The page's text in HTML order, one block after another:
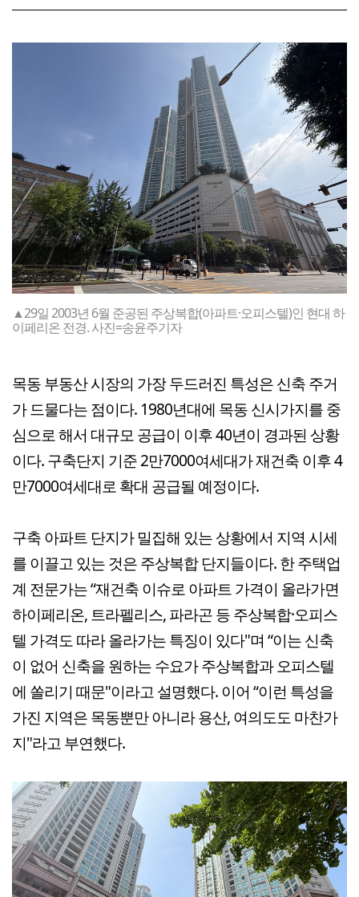
▲29일 2003년 6월 준공된 주상복합(아파트·오피스텔)인 현대 하
이페리온 전경. 사진=송윤주기자
목동 부동산 시장의 가장 두드러진 특성은 신축 주거
가 드물다는 점이다. 1980년대에 목동 신시가지를 중
심으로 해서 대규모 공급이 이후 40년이 경과된 상황
이다. 구축단지 기준 2만7000여세대가 재건축 이후 4
만7000여세대로 확대 공급될 예정이다.
구축 아파트 단지가 밀집해 있는 상황에서 지역 시세
를 이끌고 있는 것은 주상복합 단지들이다. 한 주택업
계 전문가는 “재건축 이슈로 아파트 가격이 올라가면
하이페리온, 트라펠리스, 파라곤 등 주상복합·오피스
텔 가격도 따라 올라가는 특징이 있다"며 “이는 신축
이 없어 신축을 원하는 수요가 주상복합과 오피스텔
에 쏠리기 때문"이라고 설명했다. 이어 “이런 특성을
가진 지역은 목동뿐만 아니라 용산, 여의도도 마찬가
지"라고 부연했다.